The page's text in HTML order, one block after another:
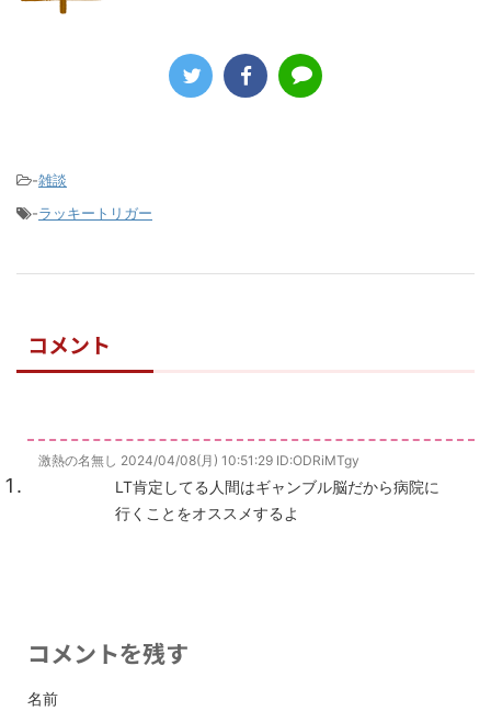
-雑談
-ラッキートリガー
コメント
激熱の名無し 2024/04/08(月) 10:51:29 ID:ODRiMTgy
LT肯定してる人間はギャンブル脳だから病院に
行くことをオススメするよ
コメントを残す
名前